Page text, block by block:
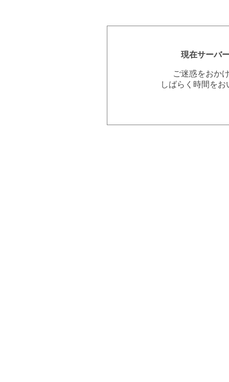
現在サーバ
ご迷惑をおか
しばらく時間を